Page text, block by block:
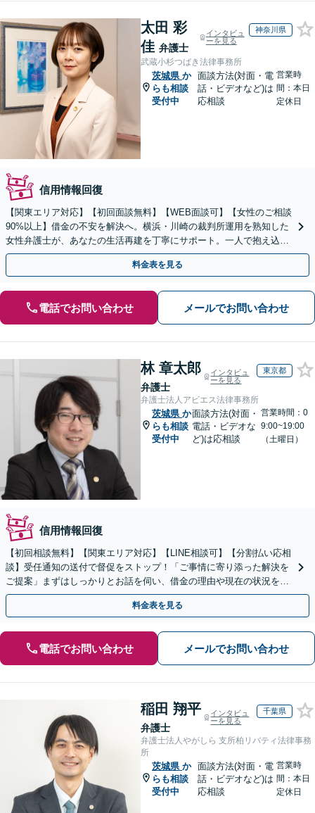
太田 彩
佳 弁護士
インタビュ
ーを見る
神奈川県
武蔵小杉つばき法律事務所
茨城県 か
らも相談
受付中
面談方法(対面・電
話・ビデオなど)は
応相談
営業時
間：本日
定休日
信用情報回復
【関東エリア対応】【初回面談無料】【WEB面談可】【女性のご相談
90%以上】借金の不安を解決へ。横浜・川崎の裁判所運用を熟知した
女性弁護士が、あなたの生活再建を丁寧にサポート。一人で抱え込ま
ず、新しい人生への一歩をここから踏み出しませんか。
料金表を見る
電話でお問い合わせ メールでお問い合わせ
林 章太郎
弁護士
インタビュ
ーを見る
東京都
弁護士法人アビエス法律事務所
茨城県 か
らも相談
受付中
面談方法(対面・
電話・ビデオな
ど)は応相談
営業時間：0
9:00~19:00
（土曜日）
信用情報回復
【初回相談無料】【関東エリア対応】【LINE相談可】【分割払い応相
談】受任通知の送付で督促をストップ！「ご事情に寄り添った解決を
ご提案」まずはしっかりとお話を伺い、借金の理由や現在の状況を丁
寧にお聞きするので、ぜひお気軽にご相談ください。
料金表を見る
電話でお問い合わせ メールでお問い合わせ
稲田 翔平
弁護士
インタビュ
ーを見る
千葉県
弁護士法人やがしら 支所柏リバティ法律事務
所
茨城県 か
らも相談
受付中
面談方法(対面・電
話・ビデオなど)は
応相談
営業時
間：本日
定休日